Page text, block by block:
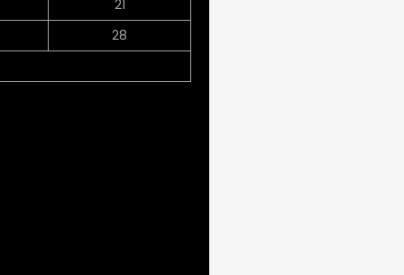
21
28